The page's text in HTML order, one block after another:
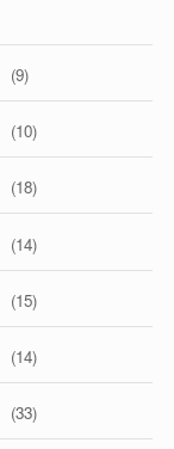
(9)
(10)
(18)
(14)
(15)
(14)
(33)